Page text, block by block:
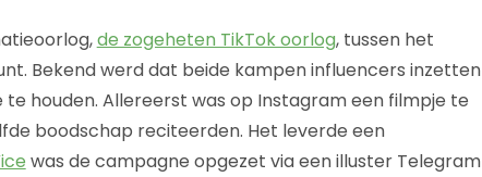
de zogeheten TikTok oorlog, tussen het
Bekend werd dat beide kampen influencers inzetten
houden. Allereerst was op Instagram een filmpje te
boodschap reciteerden. Het leverde een
was de campagne opgezet via een illuster Telegram